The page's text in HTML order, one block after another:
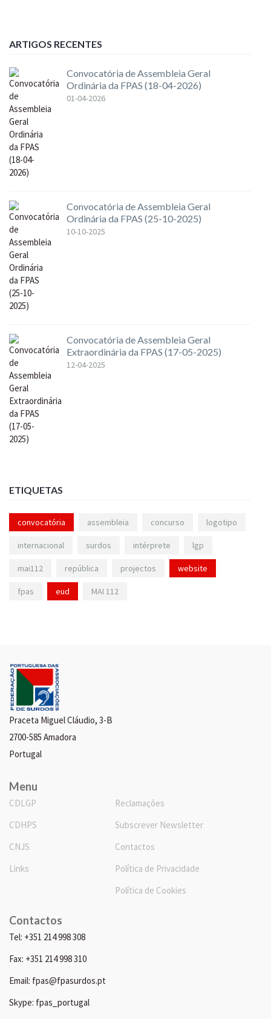
ARTIGOS RECENTES
Convocatória de Assembleia Geral
Ordinária da FPAS (18-04-2026)
01-04-2026
Convocatória de Assembleia Geral
Ordinária da FPAS (25-10-2025)
10-10-2025
Convocatória de Assembleia Geral
Extraordinária da FPAS (17-05-2025)
12-04-2025
ETIQUETAS
convocatória assembleia concurso logotipo
internacional surdos intérprete lgp
mai112 república projectos website
fpas eud MAI 112
Praceta Miguel Cláudio, 3-B
2700-585 Amadora
Portugal
Menu
CDLGP
CDHPS
CNJS
Links
Reclamações
Subscrever Newsletter
Contactos
Política de Privacidade
Política de Cookies
Contactos
Tel: +351 214 998 308
Fax: +351 214 998 310
Email: fpas@fpasurdos.pt
Skype: fpas_portugal